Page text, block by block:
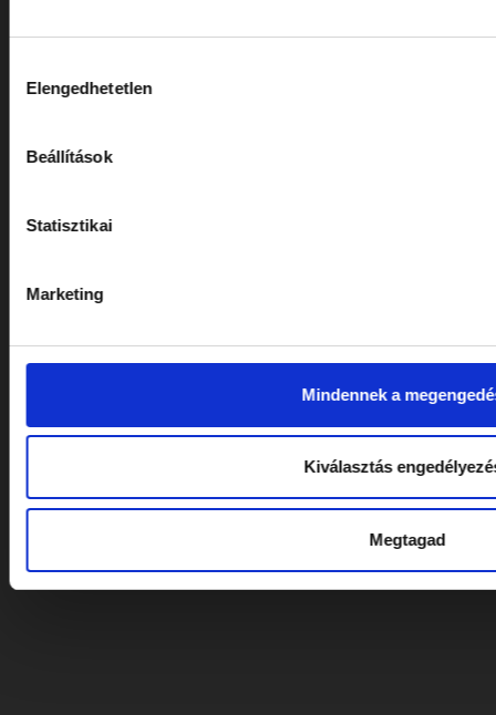
kiválasztása
Elengedhetetlen
Beállítások
Statisztikai
Marketing
Mindennek a
Kiválasztás
Megtagad
Sírgondozás
HASZNOS INFORMÁCIÓK
Általános Szerződési Feltételek